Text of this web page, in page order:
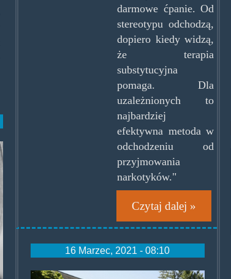
darmowe ćpanie. Od
stereotypu odchodzą,
dopiero kiedy widzą,
że terapia
substytucyjna
pomaga. Dla
uzależnionych to
najbardziej
efektywna metoda w
odchodzeniu od
przyjmowania
narkotyków."
Czytaj dalej »
16 Marzec, 2021 - 08:10